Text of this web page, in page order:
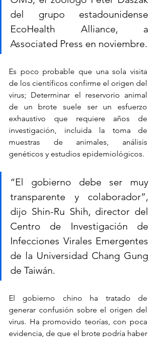
del grupo estadounidense
EcoHealth Alliance, a
Associated Press en noviembre.
Es poco probable que una sola visita
de los científicos confirme el origen del
virus; Determinar el reservorio animal
de un brote suele ser un esfuerzo
exhaustivo que requiere años de
investigación, incluida la toma de
muestras de animales, análisis
genéticos y estudios epidemiológicos.
“El gobierno debe ser muy
transparente y colaborador”,
dijo Shin-Ru Shih, director del
Centro de Investigación de
Infecciones Virales Emergentes
de la Universidad Chang Gung
de Taiwán.
El gobierno chino ha tratado de
generar confusión sobre el origen del
virus. Ha promovido teorías, con poca
evidencia, de que el brote podría haber